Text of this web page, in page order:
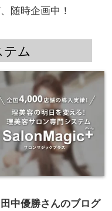
随時企画中！
テム
田中優勝さんのブログ